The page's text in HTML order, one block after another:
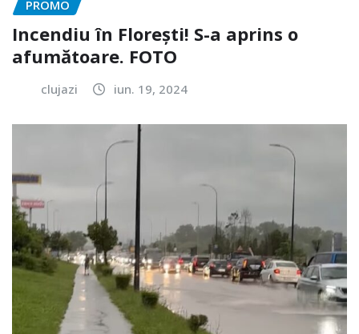
PROMO
Incendiu în Florești! S-a aprins o
afumătoare. FOTO
clujazi iun. 19, 2024